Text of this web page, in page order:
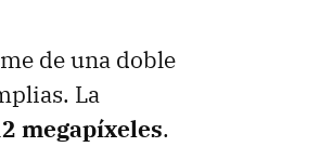
de una doble
La
megapíxeles.